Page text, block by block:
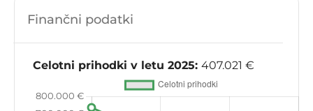
Finančni podatki
Celotni prihodki v letu 2025: 407.021 €